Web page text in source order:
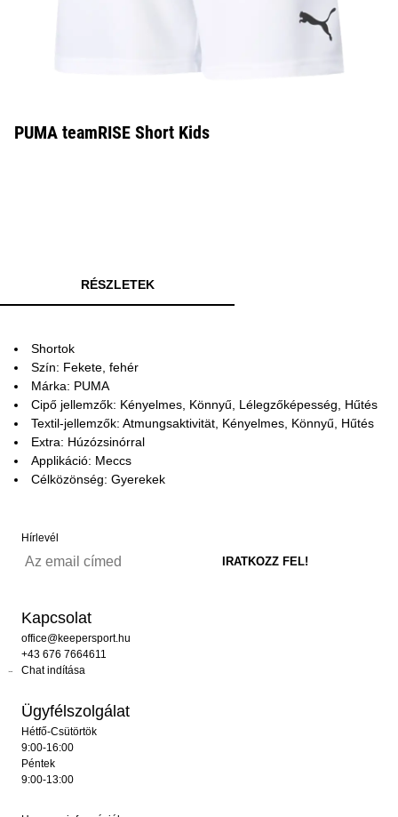
PUMA teamRISE Short Kids
RÉSZLETEK
Shortok
Szín: Fekete, fehér
Márka: PUMA
Cipő jellemzők: Kényelmes, Könnyű, Lélegzőképesség, Hűtés
Textil-jellemzők: Atmungsaktivität, Kényelmes, Könnyű, Hűtés
Extra: Húzózsinórral
Applikáció: Meccs
Célközönség: Gyerekek
Hírlevél
Kapcsolat
office@keepersport.hu
+43 676 7664611
Chat indítása
Ügyfélszolgálat
Hétfő-Csütörtök
9:00-16:00
Péntek
9:00-13:00